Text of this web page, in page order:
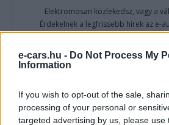
e-cars.hu - Do Not Process My
Information
If you wish to opt-out of the sale,
processing of your personal or
targeted advertising by us, please use
Elektromosan közlekedsz, vagy a
Érdekelnek a legfrissebb hírek az e-
fenntarthatóság területén? Akkor
KAPCSOLÓDÓ CIKKEK TÖBB A